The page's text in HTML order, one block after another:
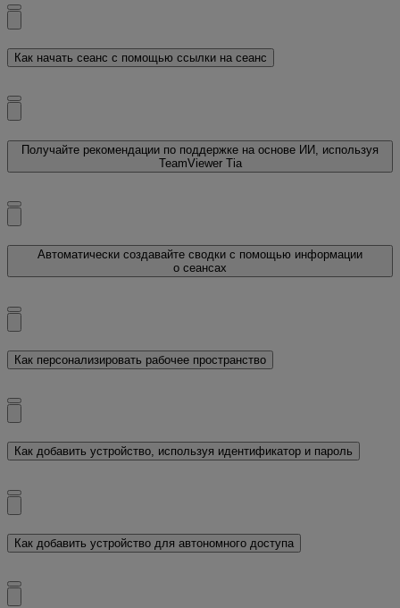
Как начать сеанс с помощью ссылки на сеанс
Получайте рекомендации по поддержке на основе ИИ, используя
TeamViewer Tia
Автоматически создавайте сводки с помощью информации
о сеансах
Как персонализировать рабочее пространство
Как добавить устройство, используя идентификатор и пароль
Как добавить устройство для автономного доступа